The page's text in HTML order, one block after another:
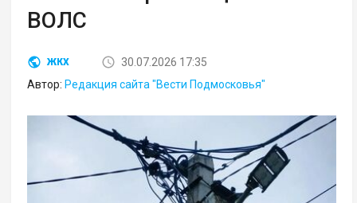
ВОЛС
ЖКХ
30.07.2026 17:35
Автор: Редакция сайта "Вести Подмосковья"